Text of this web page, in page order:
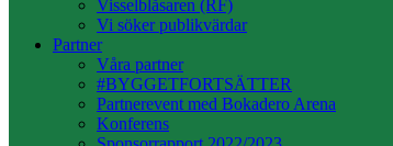
Visselblåsaren (RF)
Vi söker publikvärdar
Partner
Våra partner
#BYGGETFORTSÄTTER
Partnerevent med Bokadero Arena
Konferens